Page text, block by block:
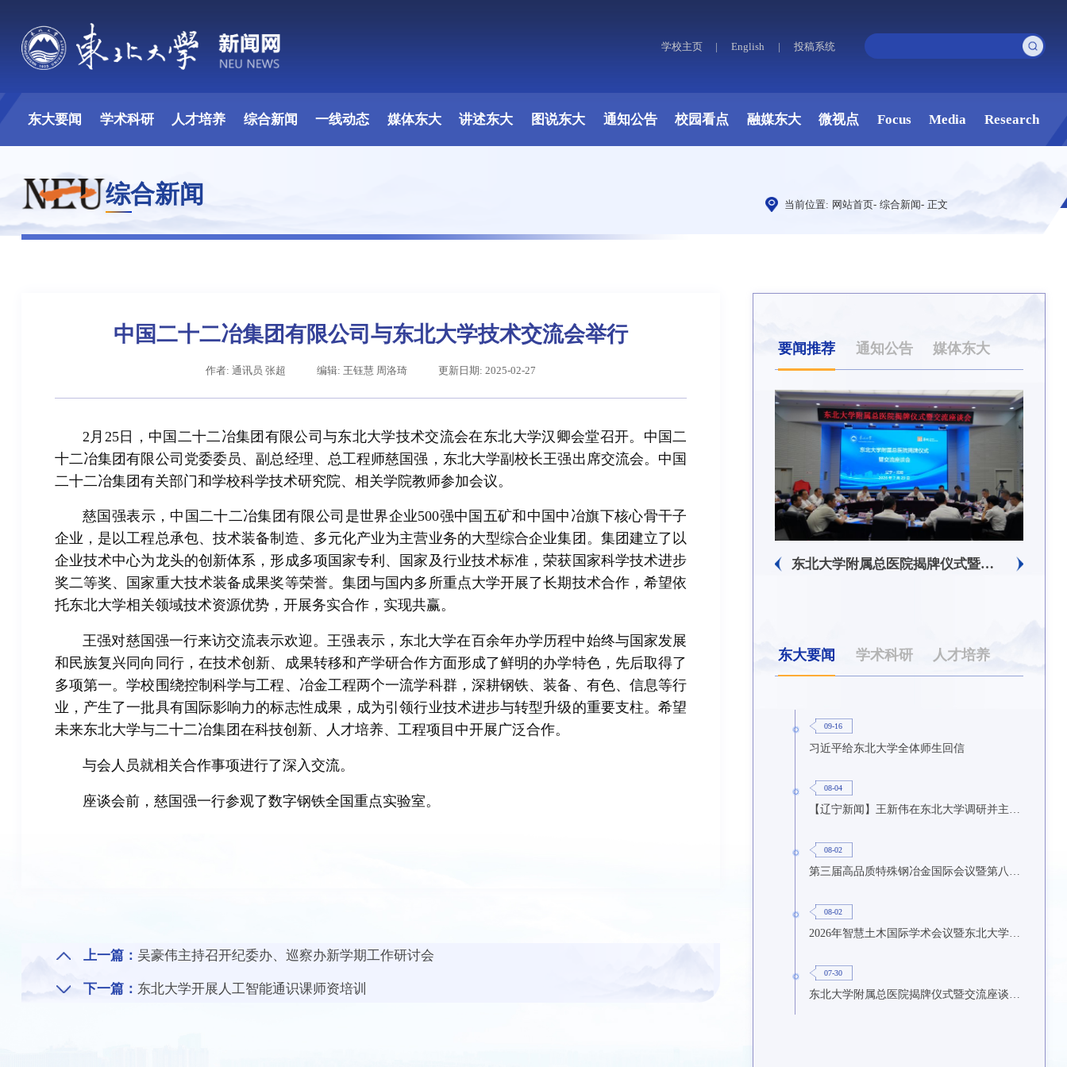
学校主页 | English | 投稿系统
东大要闻 学术科研 人才培养 综合新闻 一线动态 媒体东大 讲述东大 图说东大 通知公告 校园看点 融媒东大 微视点 Focus Media Research
综合新闻 当前位置: 网站首页- 综合新闻- 正文
中国二十二冶集团有限公司与东北大学技术交流会举行
作者: 通讯员 张超 编辑: 王钰慧 周洛琦 更新日期: 2025-02-27
2月25日，中国二十二冶集团有限公司与东北大学技术交流会在东北大学汉卿会堂召开。中国二
十二冶集团有限公司党委委员、副总经理、总工程师慈国强，东北大学副校长王强出席交流会。中国
二十二冶集团有关部门和学校科学技术研究院、相关学院教师参加会议。
慈国强表示，中国二十二冶集团有限公司是世界企业500强中国五矿和中国中冶旗下核心骨干子
企业，是以工程总承包、技术装备制造、多元化产业为主营业务的大型综合企业集团。集团建立了以
企业技术中心为龙头的创新体系，形成多项国家专利、国家及行业技术标准，荣获国家科学技术进步
奖二等奖、国家重大技术装备成果奖等荣誉。集团与国内多所重点大学开展了长期技术合作，希望依
托东北大学相关领域技术资源优势，开展务实合作，实现共赢。
王强对慈国强一行来访交流表示欢迎。王强表示，东北大学在百余年办学历程中始终与国家发展
和民族复兴同向同行，在技术创新、成果转移和产学研合作方面形成了鲜明的办学特色，先后取得了
多项第一。学校围绕控制科学与工程、冶金工程两个一流学科群，深耕钢铁、装备、有色、信息等行
业，产生了一批具有国际影响力的标志性成果，成为引领行业技术进步与转型升级的重要支柱。希望
未来东北大学与二十二冶集团在科技创新、人才培养、工程项目中开展广泛合作。
与会人员就相关合作事项进行了深入交流。
座谈会前，慈国强一行参观了数字钢铁全国重点实验室。
上一篇： 吴豪伟主持召开纪委办、巡察办新学期工作研讨会
下一篇： 东北大学开展人工智能通识课师资培训
要闻推荐 通知公告 媒体东大
辽宁省卓越工程师培养联合体在东北大学成立 习近平给东北大学全体师生回信 东北大学附属总医院揭牌仪式暨交流座谈会举行
东大要闻 学术科研 人才培养
09-16
习近平给东北大学全体师生回信
08-04
【辽宁新闻】王新伟在东北大学调研并主持召开座谈会
08-02
08-02
07-30
东北大学附属总医院揭牌仪式暨交流座谈会举行